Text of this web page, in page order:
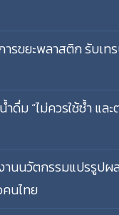
รขยะพลาสติก รับเท
ดื่ม “ไม่ควรใช้ซ้ำ แล
านนวัตกรรมแปรรูปผ
นไทย